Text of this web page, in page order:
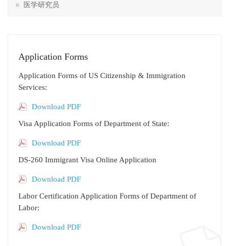
医学研究员
Application Forms
Application Forms of US Citizenship & Immigration
Services:
Download PDF
Visa Application Forms of Department of State:
Download PDF
DS-260 Immigrant Visa Online Application
Download PDF
Labor Certification Application Forms of Department of
Labor:
Download PDF